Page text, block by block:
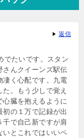
でたいです。スタン
さんクイーンズ駅伝
凄く心配です。九電
。もう少しで覚え
臓を抱えるように
の１万で記録が出
で自己新ですが肩
いとこれではいいペ
返信